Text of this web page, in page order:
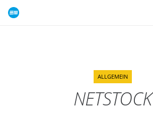
ALLGEMEIN
NETSTOCK